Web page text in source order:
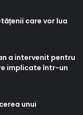
care vor lua
a intervenit pentru
implicate într-un
unui